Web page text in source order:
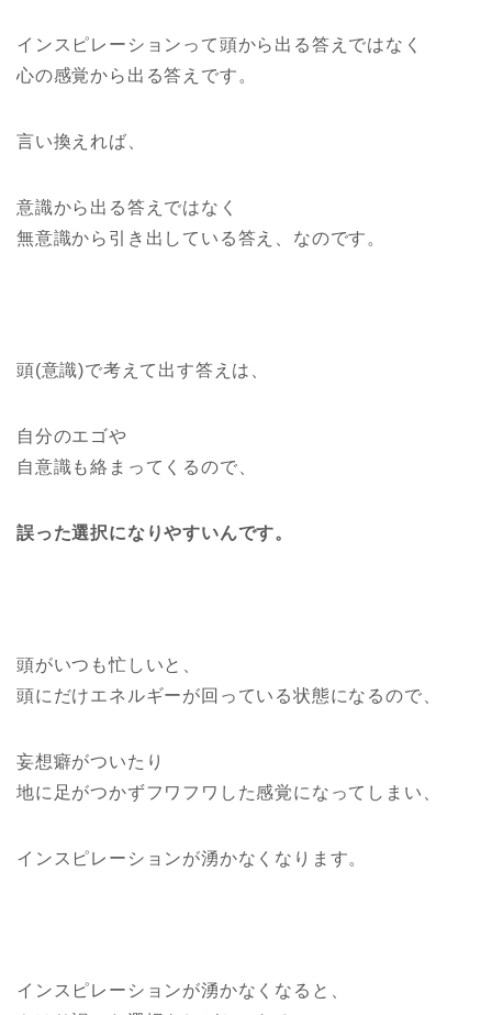
インスピレーションって頭から出る答えではなく
心の感覚から出る答えです。
言い換えれば、
意識から出る答えではなく
無意識から引き出している答え、なのです。
頭(意識)で考えて出す答えは、
自分のエゴや
自意識も絡まってくるので、
誤った選択になりやすいんです。
頭がいつも忙しいと、
頭にだけエネルギーが回っている状態になるので、
妄想癖がついたり
地に足がつかずフワフワした感覚になってしまい、
インスピレーションが湧かなくなります。
インスピレーションが湧かなくなると、